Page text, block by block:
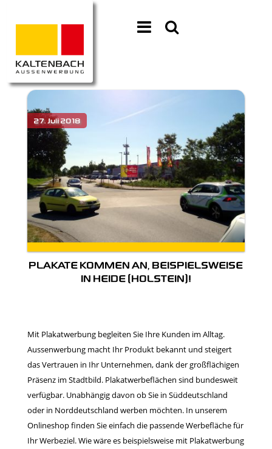
PLAKATE KOMMEN AN, BEISPIELSWEISE
IN HEIDE (HOLSTEIN)!
Mit Plakatwerbung begleiten Sie Ihre Kunden im Alltag.
Aussenwerbung macht Ihr Produkt bekannt und steigert
das Vertrauen in Ihr Unternehmen, dank der großflächigen
Präsenz im Stadtbild. Plakatwerbeflächen sind bundesweit
verfügbar. Unabhängig davon ob Sie in Süddeutschland
oder in Norddeutschland werben möchten. In unserem
Onlineshop finden Sie einfach die passende Werbefläche für
Ihr Werbeziel. Wie wäre es beispielsweise mit Plakatwerbung